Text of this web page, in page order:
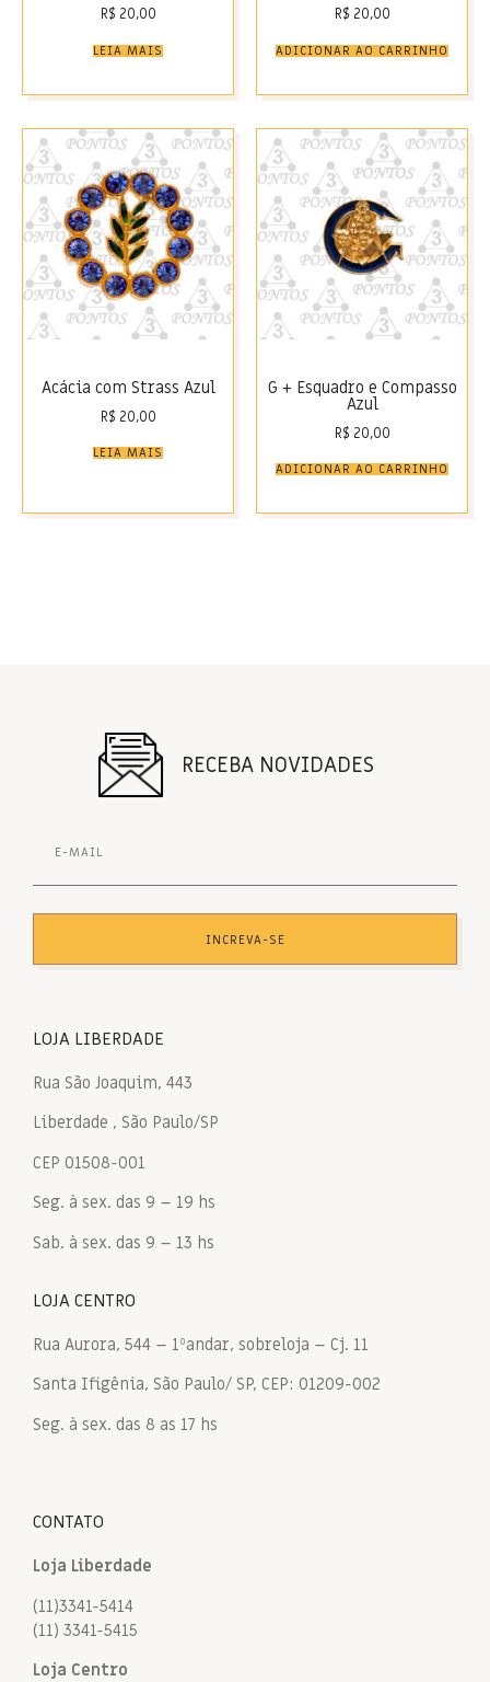
R$ 20,00
LEIA MAIS
R$ 20,00
ADICIONAR AO CARRINHO
Acácia com Strass Azul
R$ 20,00
LEIA MAIS
G + Esquadro e Compasso
Azul
R$ 20,00
ADICIONAR AO CARRINHO
RECEBA NOVIDADES
INCREVA-SE
LOJA LIBERDADE
Rua São Joaquim, 443
Liberdade , São Paulo/SP
CEP 01508-001
Seg. à sex. das 9 – 19 hs
Sab. à sex. das 9 – 13 hs
LOJA CENTRO
Rua Aurora, 544 – 1ºandar, sobreloja – Cj. 11
Santa Ifigênia, São Paulo/ SP, CEP: 01209-002
Seg. à sex. das 8 as 17 hs
CONTATO
Loja Liberdade
(11)3341-5414
(11) 3341-5415
Loja Centro